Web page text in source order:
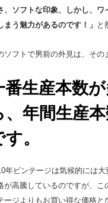
、ソフトな印象、しかし、
まう魅力があるのです！」 と
ソフトで男前の外見は、その
番生産本数
、年間生産
。
年ビンテージは気候的には
が高騰しているのですが、
ージよりもお買い得な価格と